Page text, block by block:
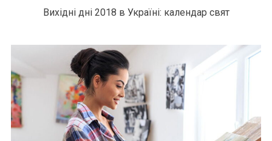
Вихідні дні 2018 в Україні: календар свят